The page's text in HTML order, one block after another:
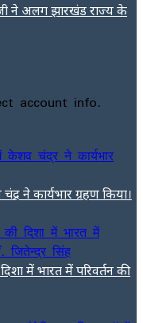
ने अलग झारखंड राज्य के
account info.
ने कार्यभार ग्रहण किया।
में भारत में परिवर्तन की